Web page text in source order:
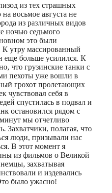
из тех страшных
восьмое августа не
из различных видов
ночью седьмого
это были
утру массированный
еще больше усилился. К
что грузинские танки с
пехоты уже вошли в
грохот пролетающих
чувствовал себя в
спустилась в подвал и
остановился рядом с
мы отчетливо
Захватчики, полагая, что
люди, призывали нас
В этот момент я
из фильмов о Великой
захватывая
и издевались
было ужасно!